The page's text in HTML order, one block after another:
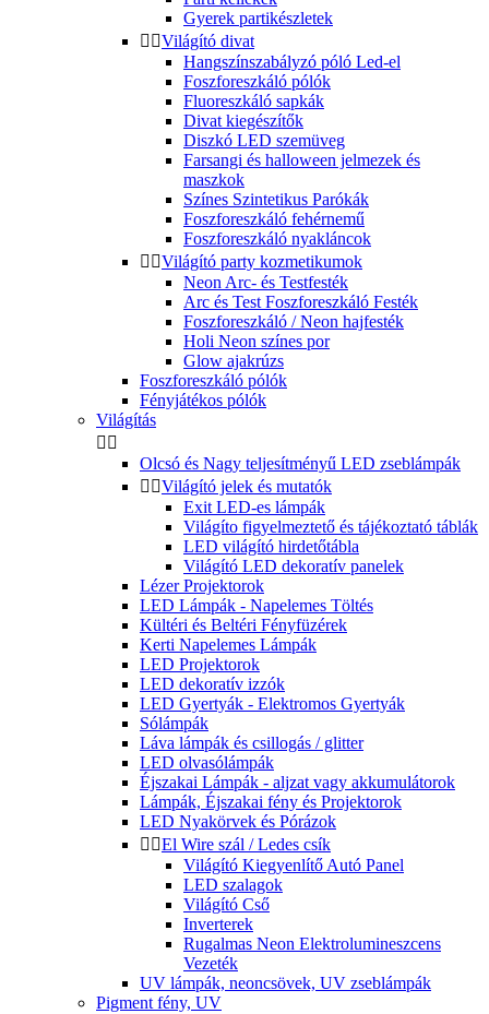
Gyerek partikészletek
 Világító divat
Hangszínszabályzó póló Led-el
Foszforeszkáló pólók
Fluoreszkáló sapkák
Divat kiegészítők
Diszkó LED szemüveg
Farsangi és halloween jelmezek és
maszkok
Színes Szintetikus Parókák
Foszforeszkáló fehérnemű
Foszforeszkáló nyakláncok
 Világító party kozmetikumok
Neon Arc- és Testfesték
Arc és Test Foszforeszkáló Festék
Foszforeszkáló / Neon hajfesték
Holi Neon színes por
Glow ajakrúzs
Foszforeszkáló pólók
Fényjátékos pólók
Világítás
 
Olcsó és Nagy teljesítményű LED zseblámpák
 Világító jelek és mutatók
Exit LED-es lámpák
Világíto figyelmeztető és tájékoztató táblák
LED világító hirdetőtábla
Világító LED dekoratív panelek
Lézer Projektorok
LED Lámpák - Napelemes Töltés
Kültéri és Beltéri Fényfüzérek
Kerti Napelemes Lámpák
LED Projektorok
LED dekoratív izzók
LED Gyertyák - Elektromos Gyertyák
Sólámpák
Láva lámpák és csillogás / glitter
LED olvasólámpák
Éjszakai Lámpák - aljzat vagy akkumulátorok
Lámpák, Éjszakai fény és Projektorok
LED Nyakörvek és Pórázok
 El Wire szál / Ledes csík
Világító Kiegyenlítő Autó Panel
LED szalagok
Világító Cső
Inverterek
Rugalmas Neon Elektrolumineszcens
Vezeték
UV lámpák, neoncsövek, UV zseblámpák
Pigment fény, UV